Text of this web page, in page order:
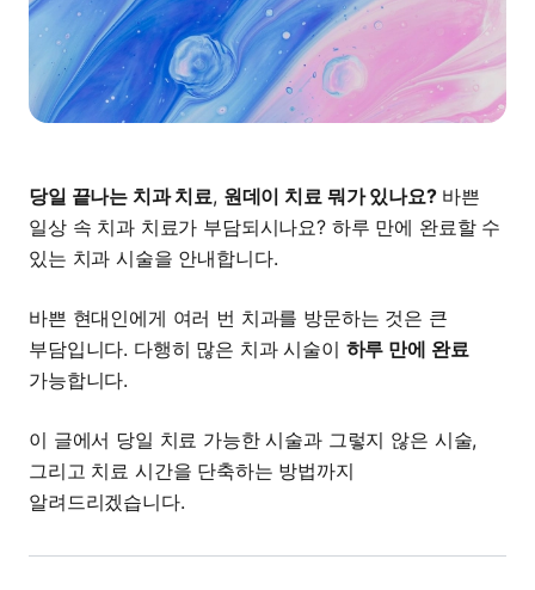
당일 끝나는 치과 치료, 원데이 치료 뭐가 있나요?바쁜
일상 속 치과 치료가 부담되시나요? 하루 만에 완료할 수
있는 치과 시술을 안내합니다.
바쁜 현대인에게 여러 번 치과를 방문하는 것은 큰
부담입니다. 다행히 많은 치과 시술이 하루 만에 완료
가능합니다.
이 글에서 당일 치료 가능한 시술과 그렇지 않은 시술,
그리고 치료 시간을 단축하는 방법까지
알려드리겠습니다.